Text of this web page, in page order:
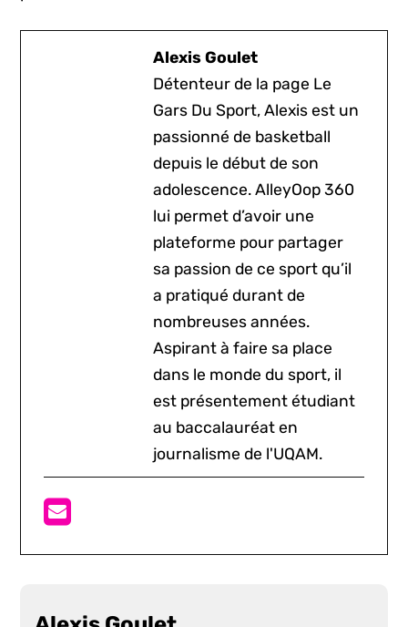
Alexis Goulet
Détenteur de la page Le
Gars Du Sport, Alexis est un
passionné de basketball
depuis le début de son
adolescence. AlleyOop 360
lui permet d’avoir une
plateforme pour partager
sa passion de ce sport qu’il
a pratiqué durant de
nombreuses années.
Aspirant à faire sa place
dans le monde du sport, il
est présentement étudiant
au baccalauréat en
journalisme de l'UQAM.